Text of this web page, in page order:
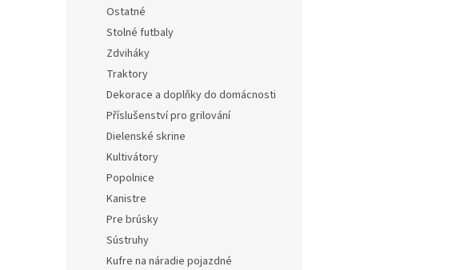
Ostatné
Stolné futbaly
Zdviháky
Traktory
Dekorace a doplňky do domácnosti
Příslušenství pro grilování
Dielenské skrine
Kultivátory
Popolnice
Kanistre
Pre brúsky
Sústruhy
Kufre na náradie pojazdné